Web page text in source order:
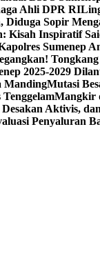
Ahli DPR RI
Diduga Sopir
Inspiratif
Sumenep
2025-2029
MandingMutasi
Mangkir
Aktivis, dan
Penyaluran